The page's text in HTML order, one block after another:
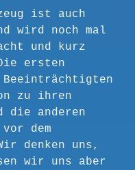
ist auch
wird noch mal
und kurz
ersten
zu ihren
die anderen
dem
denken uns,
wir uns aber